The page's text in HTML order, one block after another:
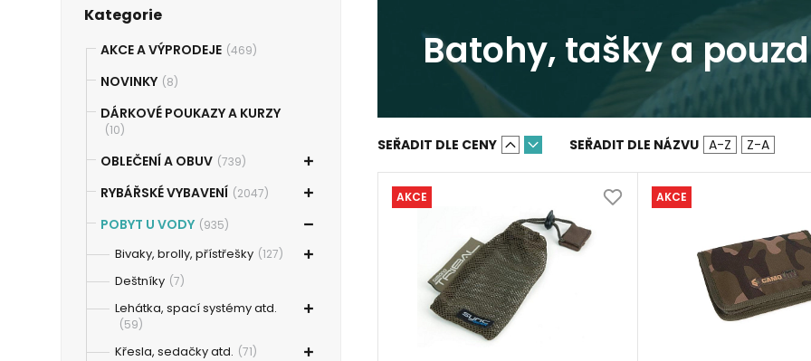
Kategorie
AKCE A VÝPRODEJE (469)
NOVINKY (8)
DÁRKOVÉ POUKAZY A KURZY
(10)
OBLEČENÍ A OBUV (739)
RYBÁŘSKÉ VYBAVENÍ (2047)
POBYT U VODY (935)
Bivaky, brolly, přístřešky (127)
Deštníky (7)
Lehátka, spací systémy atd.
(59)
Křesla, sedačky atd. (71)
Batohy, tašky a
SEŘADIT DLE CENY SEŘADIT DLE NÁZVU A-Z Z-A
AKCE AKCE